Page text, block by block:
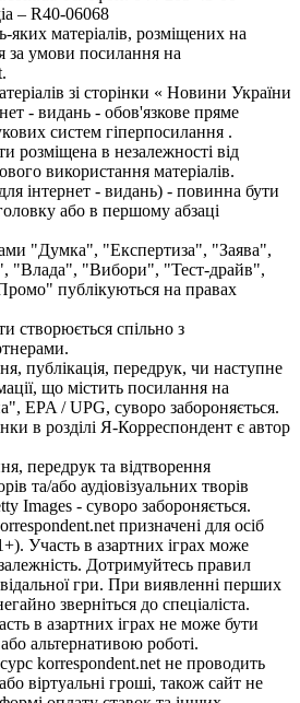
– R40-06068
яких матеріалів, розміщених на
за умови посилання на
зі сторінки « Новини України
- видань - обов'язкове пряме
систем гіперпосилання .
розміщена в незалежності від
використання матеріалів.
інтернет - видань) - повинна бути
або в першому абзаці
"Думка", "Експертиза", "Заява",
"Влада", "Вибори", "Тест-драйв",
публікуються на правах
створюється спільно з
публікація, передрук, чи наступне
що містить посилання на
EPA / UPG, суворо забороняється.
в розділі Я-Корреспондент є автор
передрук та відтворення
та/або аудіовізуальних творів
Images - суворо забороняється.
призначені для осіб
Участь в азартних іграх може
Дотримуйтесь правил
гри. При виявленні перших
зверніться до спеціаліста.
в азартних іграх не може бути
альтернативою роботі.
korrespondent.net не проводить
віртуальні гроші, також сайт не